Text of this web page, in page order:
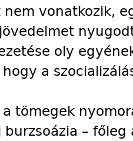
nem vonatkozik,
oly
a
tömegek
–